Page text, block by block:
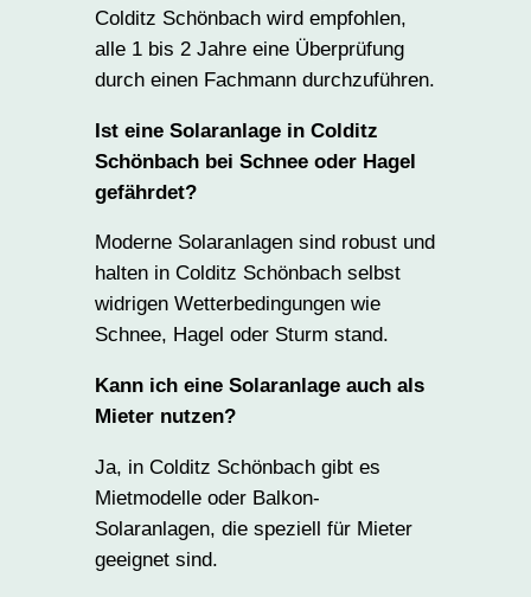
Colditz Schönbach wird empfohlen,
alle 1 bis 2 Jahre eine Überprüfung
durch einen Fachmann durchzuführen.
Ist eine Solaranlage in Colditz
Schönbach bei Schnee oder Hagel
gefährdet?
Moderne Solaranlagen sind robust und
halten in Colditz Schönbach selbst
widrigen Wetterbedingungen wie
Schnee, Hagel oder Sturm stand.
Kann ich eine Solaranlage auch als
Mieter nutzen?
Ja, in Colditz Schönbach gibt es
Mietmodelle oder Balkon-
Solaranlagen, die speziell für Mieter
geeignet sind.